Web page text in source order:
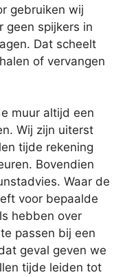
gebruiken wij
geen spijkers in
Dat scheelt
of vervangen
muur altijd een
Wij zijn uiterst
tijde rekening
Bovendien
Waar de
voor bepaalde
hebben over
passen bij een
geval geven we
tijde leiden tot